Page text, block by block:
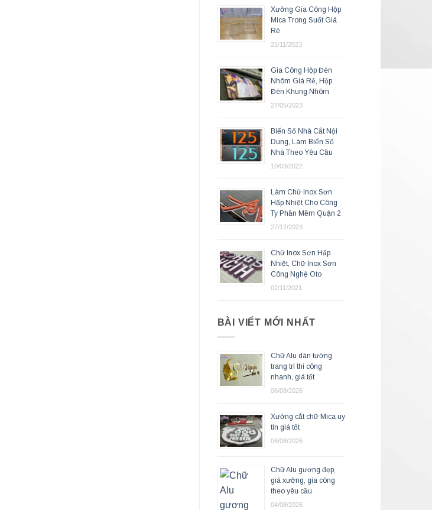
Xưởng Gia Công Hộp
Mica Trong Suốt Giá
Rẻ
21/11/2023
Gia Công Hộp Đèn
Nhôm Giá Rẻ, Hộp
Đèn Khung Nhôm
27/05/2023
Biển Số Nhà Cắt Nội
Dung, Làm Biển Số
Nhà Theo Yêu Cầu
10/03/2022
Làm Chữ Inox Sơn
Hấp Nhiệt Cho Công
Ty Phần Mềm Quận 2
27/12/2023
Chữ Inox Sơn Hấp
Nhiệt, Chữ Inox Sơn
Công Nghệ Oto
02/11/2021
BÀI VIẾT MỚI NHẤT
Chữ Alu dán tường
trang trí thi công
nhanh, giá tốt
06/08/2026
Xưởng cắt chữ Mica uy
tín giá tốt
06/08/2026
Chữ Alu gương đẹp,
giá xưởng, gia công
theo yêu cầu
04/08/2026